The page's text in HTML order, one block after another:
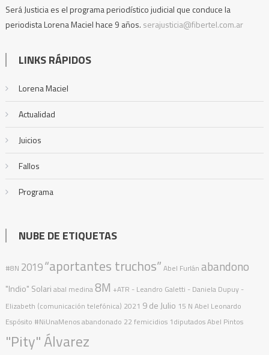
Será Justicia es el programa periodístico judicial que conduce la
periodista Lorena Maciel hace 9 años. serajusticia@fibertel.com.ar
LINKS RÁPIDOS
Lorena Maciel
Actualidad
Juicios
Fallos
Programa
NUBE DE ETIQUETAS
#8N 2019“aportantes truchos” Abel Furlán abandono
"Indio" Solari abal medina8M +ATR - Leandro Galetti - Daniela Dupuy -
Elizabeth (comunicación telefónica) 2021 9 de Julio 15 N Abel Leonardo
Espósito #NiUnaMenosabandonado 22 femicidios 1diputadosAbel Pintos
"Pity" Álvarez